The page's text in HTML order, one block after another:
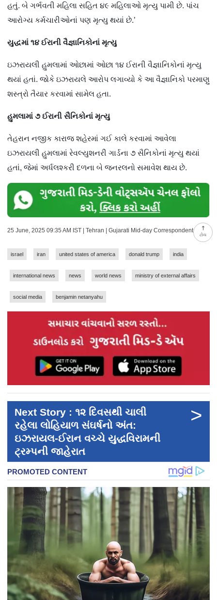
ટોચ
હતું. બે ગર્ભવતી મહિલા સહિત ૪૯ મહિલાઓ મૃત્યુ પામી છે. પાંચ
આરોગ્ય કર્મચારીઓનાં પણ મૃત્યુ થયાં છે.’
યુદ્ધમાં ૧૪ ઈરાની વૈજ્ઞાનિકોનાં મૃત્યુ
ઇઝરાયલી હુમલામાં ઓછામાં ઓછા ૧૪ ઈરાની વૈજ્ઞાનિકોનાં મૃત્યુ
થયાં હતાં. જોકે ઇઝરાયલે આરોપ લગાવ્યો કે આ વૈજ્ઞાનિકો પરમાણુ
શસ્ત્રો તૈયાર કરવામાં સામેલ હતા.
હુમલામાં ૭ ઈરાની સૈનિકોનાં મૃત્યુ
તેહરાન નજીક કારાજ શહેરમાં ગઈ કાલે કરવામાં આવેલા
ઇઝરાયલી હુમલામાં રેવલ્યુશનરી ગાર્ડના ૭ સૈનિકોનાં મૃત્યુ થયાં
હતાં, જેમાં અર્ધલશ્કરી દળના બે જનરલનો સમાવેશ થાય છે.
25 June, 2025 09:35 AM IST | Tehran | Gujarati Mid-day Correspondent
israel iran united states of america donald trump india
international news news world news ministry of external affairs
social media benjamin netanyahu
Next Story : ૧૨ દિવસથી ચાલી
રહેલા લોહિયાળ સંઘર્ષનો અંત:
ઇઝરાયલ-ઈરાન વચ્ચે યુદ્ધવિરામની
ટ્રમ્પની જાહેરાત
>